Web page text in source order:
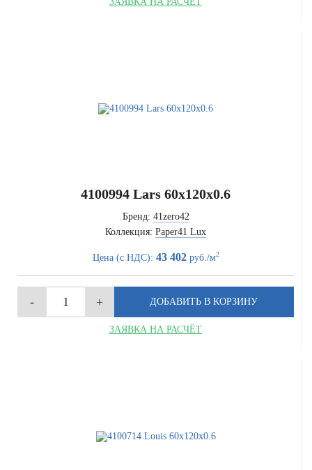
4100994 Lars 60x120x0.6
Бренд: 41zero42
Коллекция: Paper41 Lux
Цена (с НДС): 43 402руб./м2
ЗАЯВКА НА РАСЧЁТ